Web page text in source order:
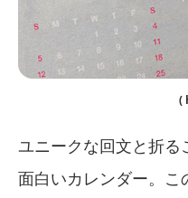
(
ユニークな回文と折
面白いカレンダー。こ